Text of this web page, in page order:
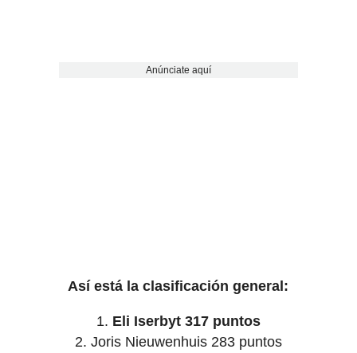
Anúnciate aquí
Así está la clasificación general:
Eli Iserbyt 317 puntos
Joris Nieuwenhuis 283 puntos